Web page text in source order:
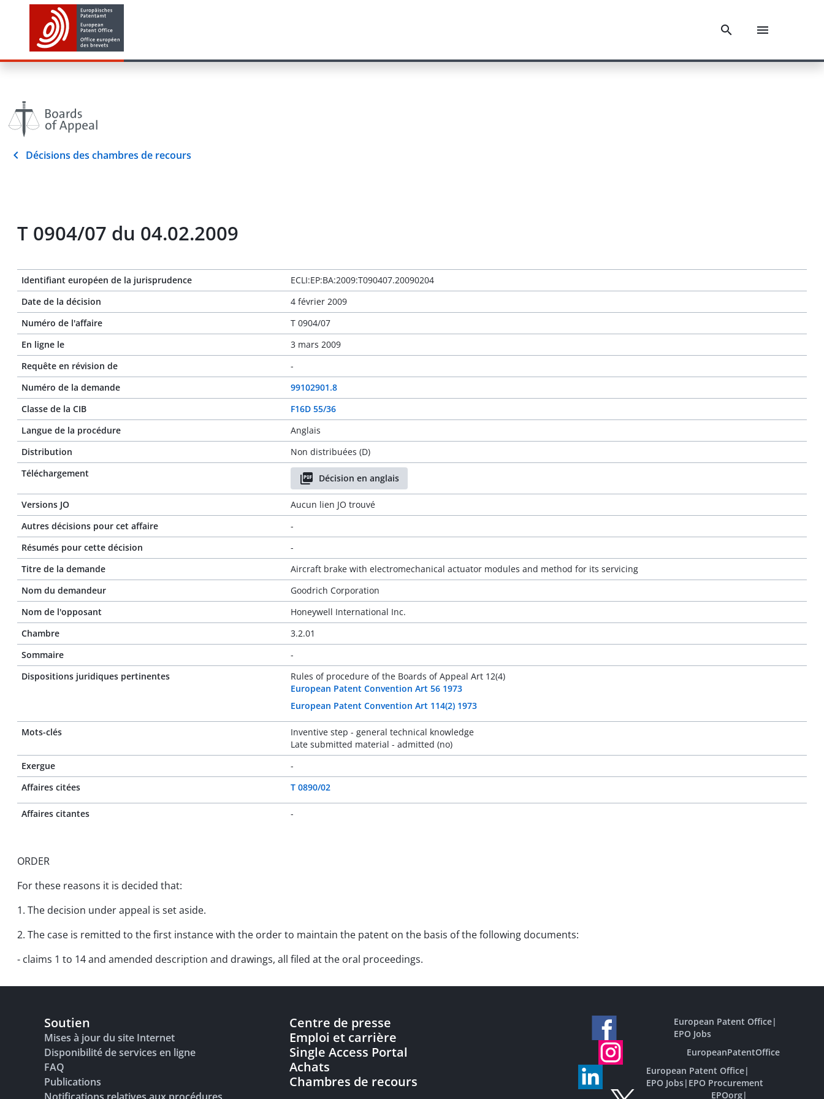
Décisions des chambres de recours
T 0904/07 du 04.02.2009
Identifiant européen de la jurisprudence
ECLI:EP:BA:2009:T090407.20090204
Date de la décision
4 février 2009
Numéro de l'affaire
T 0904/07
En ligne le
3 mars 2009
Requête en révision de
-
Numéro de la demande
99102901.8
Classe de la CIB
F16D 55/36
Langue de la procédure
Anglais
Distribution
Non distribuées (D)
Téléchargement
Décision en anglais
Versions JO
Aucun lien JO trouvé
Autres décisions pour cet affaire
-
Résumés pour cette décision
-
Titre de la demande
Aircraft brake with electromechanical actuator modules and method for its servicing
Nom du demandeur
Goodrich Corporation
Nom de l'opposant
Honeywell International Inc.
Chambre
3.2.01
Sommaire
-
Dispositions juridiques pertinentes
Rules of procedure of the Boards of Appeal Art 12(4)
European Patent Convention Art 56 1973
European Patent Convention Art 114(2) 1973
Mots-clés
Inventive step - general technical knowledge
Late submitted material - admitted (no)
Exergue
-
Affaires citées
T 0890/02
Affaires citantes -
ORDER
For these reasons it is decided that:
1. The decision under appeal is set aside.
2. The case is remitted to the first instance with the order to maintain the patent on the basis of the following documents:
- claims 1 to 14 and amended description and drawings, all filed at the oral proceedings.
Soutien
Mises à jour du site Internet
Disponibilité de services en ligne
FAQ
Publications
Centre de presse
Emploi et carrière
Single Access Portal
Achats
Chambres de recours
European Patent Office|
EPO Jobs
EuropeanPatentOffice
European Patent Office|
EPO Jobs| EPO Procurement
EPOorg|